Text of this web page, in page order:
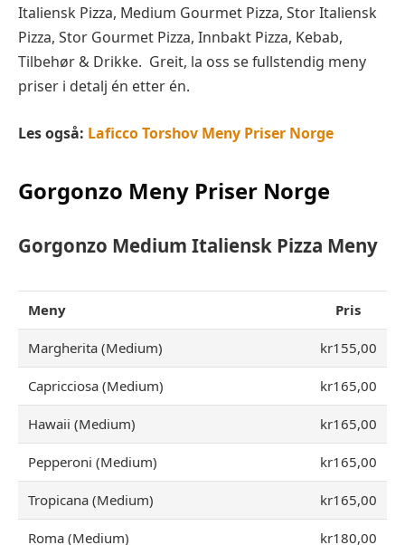
Italiensk Pizza, Medium Gourmet Pizza, Stor Italiensk
Pizza, Stor Gourmet Pizza, Innbakt Pizza, Kebab,
Tilbehør & Drikke. Greit, la oss se fullstendig meny
priser i detalj én etter én.
Les også: Laficco Torshov Meny Priser Norge
Gorgonzo Meny Priser Norge
Gorgonzo Medium Italiensk Pizza Meny
Meny Pris
Margherita (Medium) kr155,00
Capricciosa (Medium) kr165,00
Hawaii (Medium) kr165,00
Pepperoni (Medium) kr165,00
Tropicana (Medium) kr165,00
Roma (Medium) kr180,00